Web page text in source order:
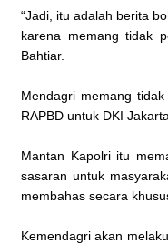
“Jadi, itu adalah berita
karena memang tidak
Bahtiar.
Mendagri memang
RAPBD untuk DKI Jakarta.
Mantan Kapolri itu
sasaran untuk
membahas secara
Kemendagri akan